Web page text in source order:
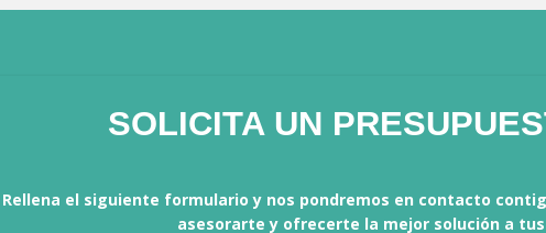
SOLICITA UN
Rellena el siguiente formulario y nos pondremos en contacto
asesorarte y ofrecerte la mejor solución a